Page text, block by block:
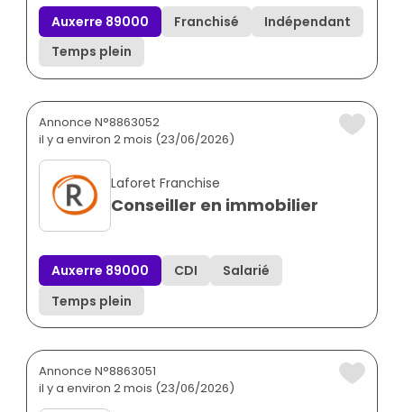
Auxerre 89000 Franchisé
Indépendant
Temps plein
Annonce N°8863052
il y a environ 2 mois (23/06/2026)
Laforet Franchise
Conseiller en immobilier
Auxerre 89000 CDI
Salarié
Temps plein
Annonce N°8863051
il y a environ 2 mois (23/06/2026)